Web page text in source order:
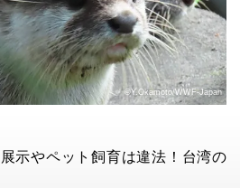
©Y.Okamoto/WWF-Japan
示やペット飼育は違法！台湾の